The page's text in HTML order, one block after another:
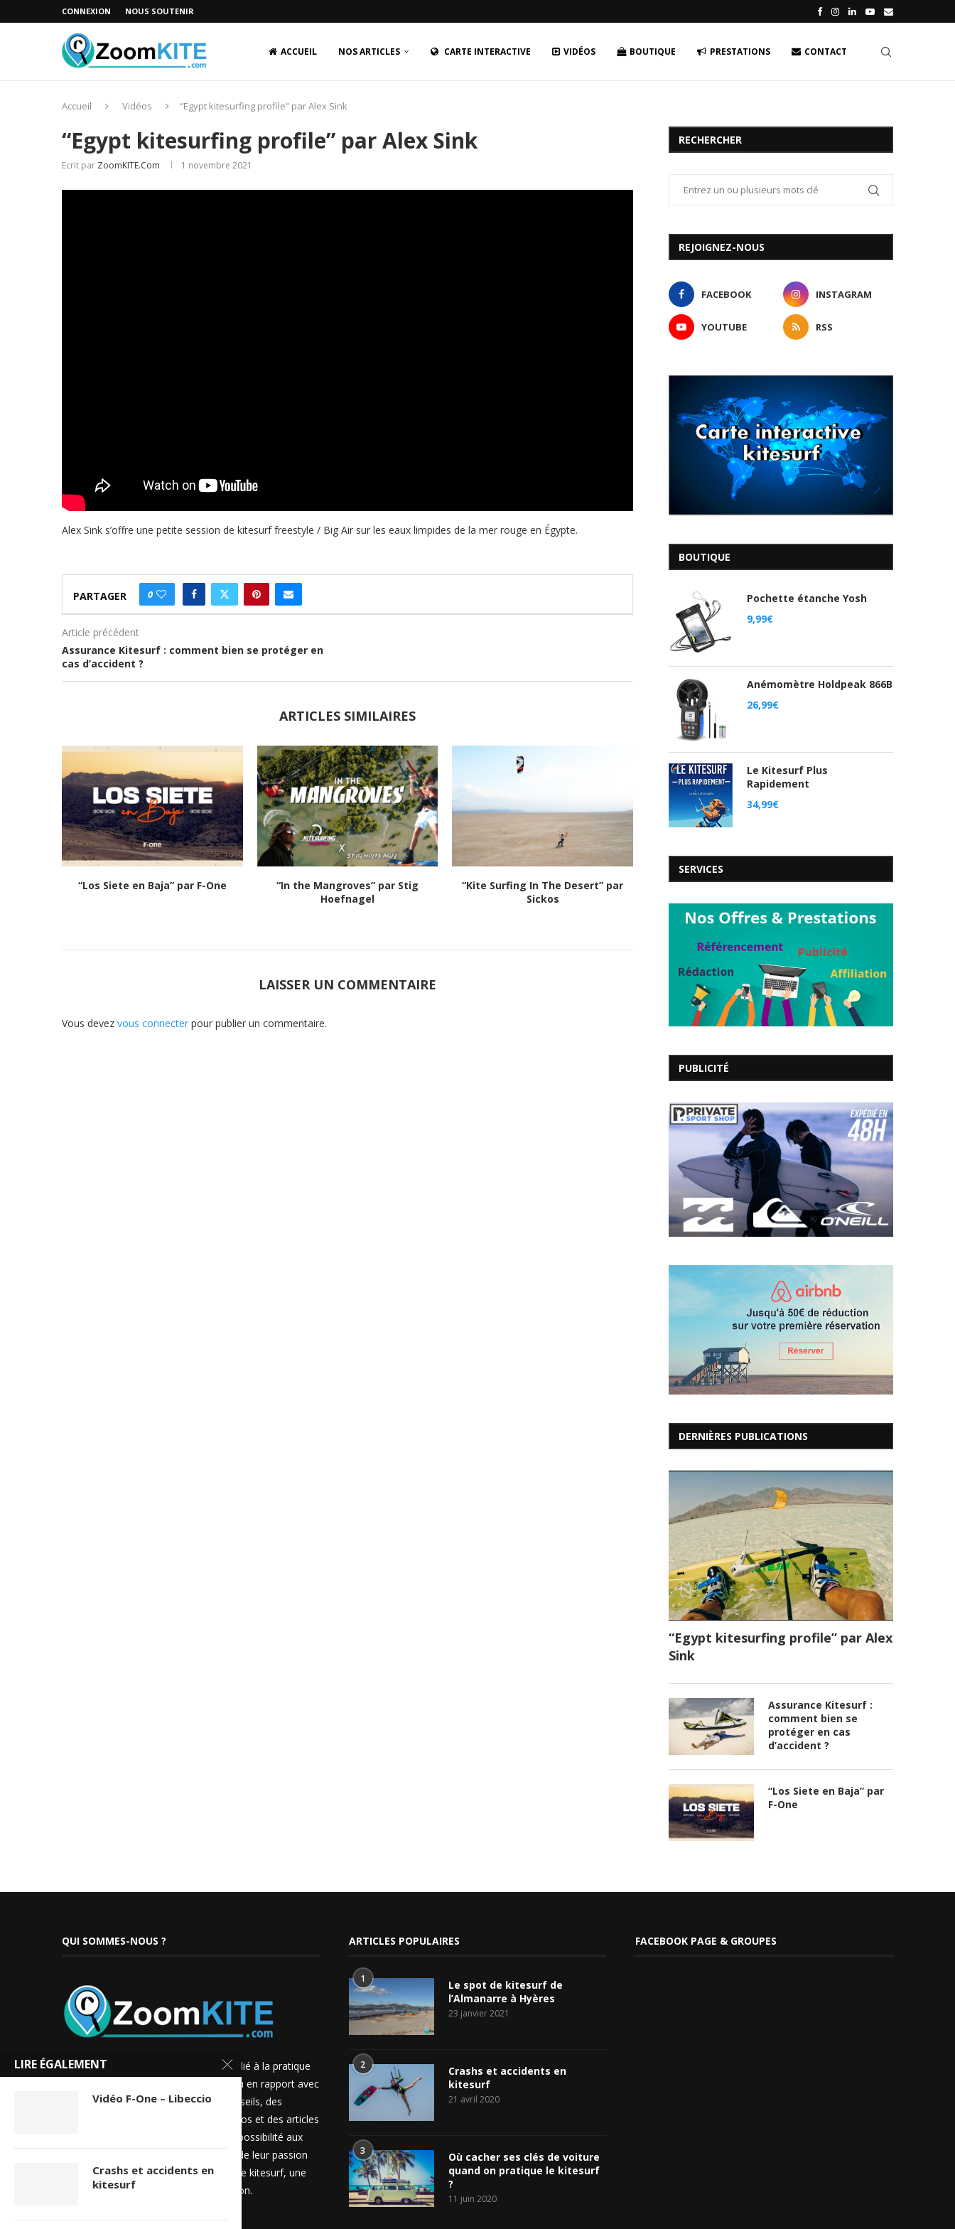
CONNEXION NOUS SOUTENIR
ACCUEIL NOS ARTICLES CARTE INTERACTIVE VIDÉOS BOUTIQUE PRESTATIONS CONTACT
Accueil Vidéos “Egypt kitesurfing profile” par Alex Sink
“Egypt kitesurfing profile” par Alex Sink
Ecrit par ZoomKITE.com 1 novembre 2021
Alex Sink s’offre une petite session de kitesurf freestyle / Big Air sur les eaux limpides de la mer rouge en Égypte.
PARTAGER 0
Article précédent
Assurance Kitesurf : comment bien se protéger en
cas d’accident ?
ARTICLES SIMILAIRES
“Los Siete en Baja” par F-One
“In the Mangroves” par Stig
Hoefnagel
“Kite Surfing In The Desert” par
Sickos
“2 Islands / Same Passions” par
Vidéo Kitesurf :
LAISSER UN COMMENTAIRE
Vous devez vous connecter pour publier un commentaire.
RECHERCHER
REJOIGNEZ-NOUS
FACEBOOK INSTAGRAM
YOUTUBE RSS
BOUTIQUE
Pochette étanche Yosh
9,99€
Anémomètre Holdpeak 866B
26,99€
Le Kitesurf Plus
Rapidement
34,99€
SERVICES
PUBLICITÉ
DERNIÈRES PUBLICATIONS
“Egypt kitesurfing profile” par Alex
Sink
Assurance Kitesurf :
comment bien se
protéger en cas
d’accident ?
“Los Siete en Baja” par
F-One
QUI SOMMES-NOUS ?
ZoomKITE.com est un site internet dédié à la pratique
du kitesurf. Nous y publions du contenu en rapport avec
ce sport tels que de l’actualité, des conseils, des
tutoriels ainsi que des photos, des vidéos et des articles
de presse. Nous offrons également la possibilité aux
internautes de contribuer à l’évolution de leur passion
en nous aidant à référencer leur spot de kitesurf, une
balise, une entreprise ou une association.
ARTICLES POPULAIRES
1
Le spot de kitesurf de
l’Almanarre à Hyères
23 janvier 2021
2
Crashs et accidents en
kitesurf
21 avril 2020
3
Où cacher ses clés de voiture
quand on pratique le kitesurf
?
11 juin 2020
FACEBOOK PAGE & GROUPES
LIRE ÉGALEMENT
Vidéo F-One – Libeccio
Crashs et accidents en
kitesurf